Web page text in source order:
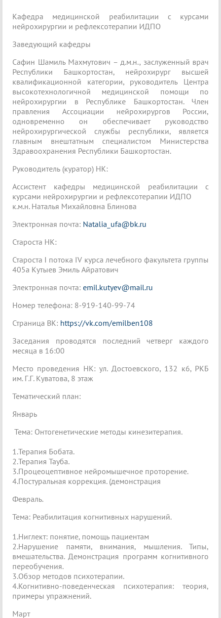
Кафедра медицинской реабилитации с курсами
нейрохирургии и рефлексотерапии ИДПО
Заведующий кафедры
Сафин Шамиль Махмутович – д.м.н., заслуженный врач
Республики Башкортостан, нейрохирург высшей
квалификационной категории, руководитель Центра
высокотехнологичной медицинской помощи по
нейрохирургии в Республике Башкортостан. Член
правления Ассоциации нейрохирургов России,
одновременно он обеспечивает руководство
нейрохирургической службы республики, является
главным внештатным специалистом Министерства
Здравоохранения Республики Башкортостан.
Руководитель (куратор) НК:
Ассистент кафедры медицинской реабилитации с
курсами нейрохирургии и рефлексотерапии ИДПО
к.м.н. Наталья Михайловна Блинова
Электронная почта: Natalia_ufa@bk.ru
Староста НК:
Староста I потока IV курса лечебного факультета группы
405а Кутыев Эмиль Айратович
Электронная почта: emil.kutyev@mail.ru
Номер телефона: 8-919-140-99-74
Страница ВК: https://vk.com/emilben108
Заседания проводятся последний четверг каждого
месяца в 16:00
Место проведения НК: ул. Достоевского, 132 к6, РКБ
им. Г.Г. Куватова, 8 этаж
Тематический план:
Январь
Тема: Онтогенетические методы кинезитерапия.
1.Терапия Бобата.
2.Терапия Тауба.
3.Процеоцептивное нейромышечное проторение.
4.Постуральная коррекция. (демонстрация
Февраль.
Тема: Реабилитация когнитивных нарушений.
1.Ниглект: понятие, помощь пациентам
2.Нарушение памяти, внимания, мышления. Типы,
вмешательства. Демонстрация программ когнитивного
переобучения.
3.Обзор методов психотерапии.
4.Когнитивно-поведенческая психотерапия: теория,
примеры упражнений.
Март